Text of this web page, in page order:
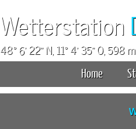
Wetterstation
48° 6' 22" N, 11° 4' 35" O, 598
Home